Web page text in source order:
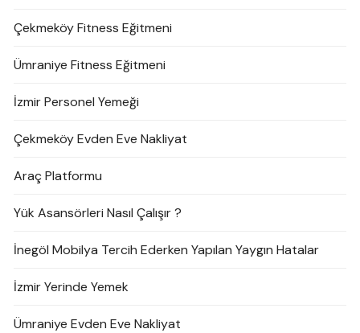
Çekmeköy Fitness Eğitmeni
Ümraniye Fitness Eğitmeni
İzmir Personel Yemeği
Çekmeköy Evden Eve Nakliyat
Araç Platformu
Yük Asansörleri Nasıl Çalışır ?
İnegöl Mobilya Tercih Ederken Yapılan Yaygın Hatalar
İzmir Yerinde Yemek
Ümraniye Evden Eve Nakliyat